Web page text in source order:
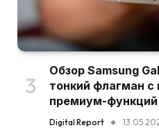
Обзор Samsung
тонкий флагман
премиум-функций
Digital Report